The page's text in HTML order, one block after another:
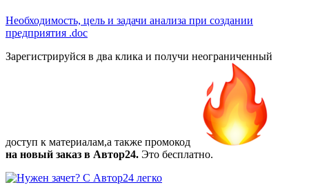
Необходимость, цель и задачи анализа при создании
предприятия .doc
Зарегистрируйся в два клика и получи неограниченный
доступ к материалам,а также промокод
на новый заказ в Автор24. Это бесплатно.